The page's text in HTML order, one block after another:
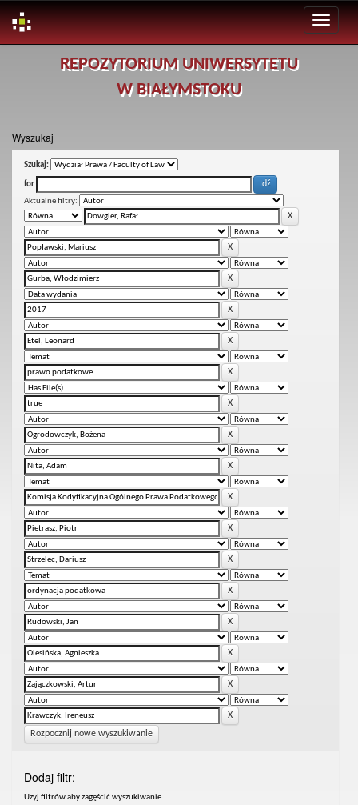
REPOZYTORIUM UNIWERSYTETU
W BIAŁYMSTOKU
Wyszukaj
Szukaj:
for
Aktualne filtry:
Rozpocznij nowe wyszukiwanie
Dodaj filtr:
Uzyj filtrów aby zagęścić wyszukiwanie.